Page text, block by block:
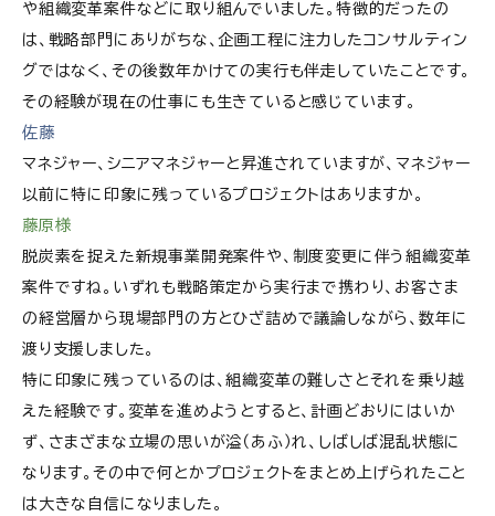
や組織変革案件などに取り組んでいました。特徴的だったの
は、戦略部門にありがちな、企画工程に注力したコンサルティン
グではなく、その後数年かけての実行も伴走していたことです。
その経験が現在の仕事にも生きていると感じています。
佐藤
マネジャー、シニアマネジャーと昇進されていますが、マネジャー
以前に特に印象に残っているプロジェクトはありますか。
藤原様
脱炭素を捉えた新規事業開発案件や、制度変更に伴う組織変革
案件ですね。いずれも戦略策定から実行まで携わり、お客さま
の経営層から現場部門の方とひざ詰めで議論しながら、数年に
渡り支援しました。
特に印象に残っているのは、組織変革の難しさとそれを乗り越
えた経験です。変革を進めようとすると、計画どおりにはいか
ず、さまざまな立場の思いが溢（あふ）れ、しばしば混乱状態に
なります。その中で何とかプロジェクトをまとめ上げられたこと
は大きな自信になりました。